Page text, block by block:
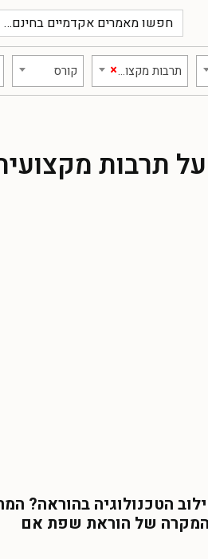
×תרבות מקצועית קורס
תרבות
הטכנולוגיה בהוראה?
המקרה של הוראת שפת אם